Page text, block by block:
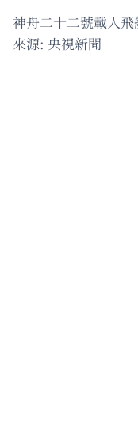
神舟二十二號載人
來源: 央視新聞